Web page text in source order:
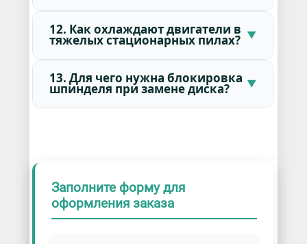
12. Как охлаждают двигатели в
тяжелых стационарных пилах?
13. Для чего нужна блокировка
шпинделя при замене диска?
Заполните форму для
оформления заказа